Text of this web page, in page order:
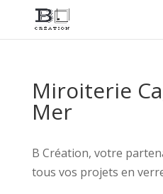
Miroiterie
Mer
B Création, votre
tous vos projets en